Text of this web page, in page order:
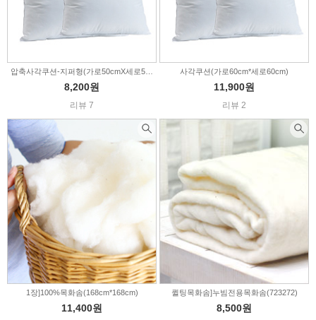
8,200원
리뷰 7
사각쿠션(가로60cm*세로60cm)
11,900원
리뷰 2
1장]100%목화솜(168cm*168cm)
11,400원
퀼팅목화솜]누빔전용목화솜(723272)
8,500원